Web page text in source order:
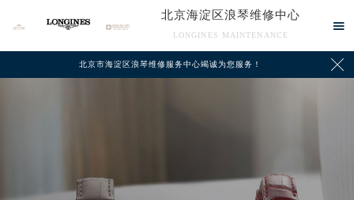
北京海淀区浪琴维修中心
LONGINES MAINTENANCE

北京市海淀区浪琴维修服务中心竭诚为您服务！ 